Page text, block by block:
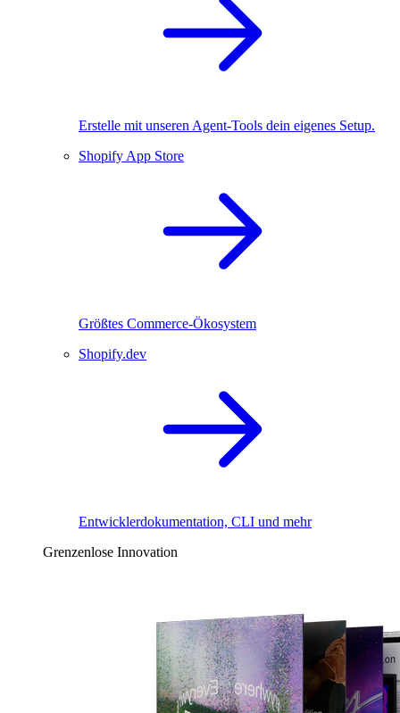
Erstelle mit unseren Agent-Tools dein eigenes Setup.
Shopify App Store
Größtes Commerce-Ökosystem
Shopify.dev
Entwicklerdokumentation, CLI und mehr
Grenzenlose Innovation